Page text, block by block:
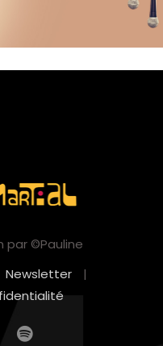
par ©Pauline
Newsletter
|